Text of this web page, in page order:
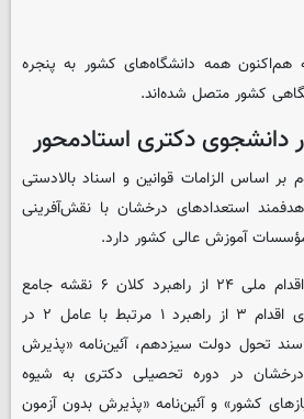
همه دانشگاه‌های کشور به پنجره
کشور متصل شده‌اند.
دانشجوی دکتری استادمحور
بر اساس الزامات قوانین و اسناد بالادستی
استعدادهای درخشان با نقش‌آفرینی
مؤسسات آموزش عالی کشور دارد.
بنابراین در راستای تحقق اقدام ملی ۲۴ از راهبرد کلان ۶ نقشه جامع
علمی کشور و اجرایی سازی اقدام ۳ از راهبرد ۱ مرتبط با عامل ۲ در
تحول دولت سیزدهم، آئین‌نامه «پذیرش
درخشان در دوره تحصیلی دکتری به شیوه
کشور» و آئین‌نامه «پذیرش بدون آزمون